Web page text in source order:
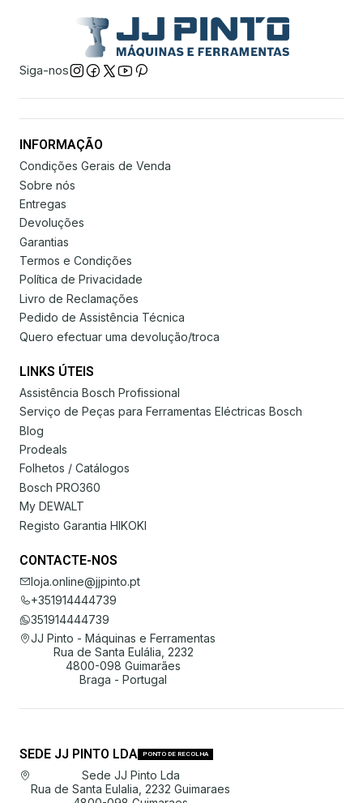
Siga-nos
INFORMAÇÃO
Condições Gerais de Venda
Sobre nós
Entregas
Devoluções
Garantias
Termos e Condições
Política de Privacidade
Livro de Reclamações
Pedido de Assistência Técnica
Quero efectuar uma devolução/troca
LINKS ÚTEIS
Assistência Bosch Profissional
Serviço de Peças para Ferramentas Eléctricas Bosch
Blog
Prodeals
Folhetos / Catálogos
Bosch PRO360
My DEWALT
Registo Garantia HIKOKI
CONTACTE-NOS
loja.online@jjpinto.pt
+351914444739
351914444739
JJ Pinto - Máquinas e Ferramentas
Rua de Santa Eulália, 2232
4800-098 Guimarães
Braga - Portugal
SEDE JJ PINTO LDA PONTO DE RECOLHA
Sede JJ Pinto Lda
Rua de Santa Eulalia, 2232 Guimaraes